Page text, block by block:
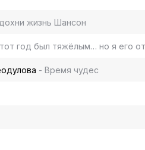
жизнь Шансон
год был тяжёлым… но я его
- Время чудес